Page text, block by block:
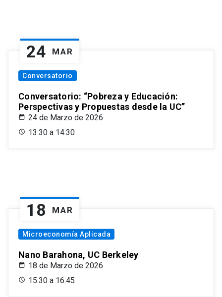
24 MAR
Conversatorio
Conversatorio: “Pobreza y Educación:
Perspectivas y Propuestas desde la UC”
24 de Marzo de 2026
13:30 a 14:30
18 MAR
Microeconomía Aplicada
Nano Barahona, UC Berkeley
18 de Marzo de 2026
15:30 a 16:45